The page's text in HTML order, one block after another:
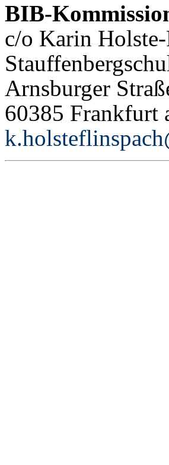
BIB-
c/o Karin
Arnsburger
60385 Frankfurt